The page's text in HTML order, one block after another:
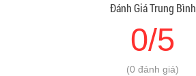
Đánh Giá Trung Bình
0/5
(0 đánh giá)